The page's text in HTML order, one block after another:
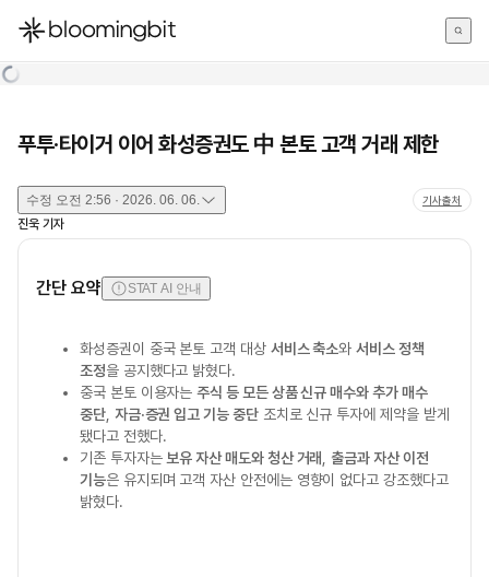
한국어
푸투·타이거 이어 화성증권도 中 본토 고객 거래 제한
수정 오전 2:56 · 2026. 06. 06. 기사출처
진욱 기자
간단 요약 STAT AI 안내
화성증권이 중국 본토 고객 대상 서비스 축소와서비스 정책
조정을 공지했다고 밝혔다.
중국 본토 이용자는주식 등 모든 상품 신규 매수와 추가 매수
중단, 자금·증권 입고 기능 중단조치로 신규 투자에 제약을 받게
됐다고 전했다.
기존 투자자는 보유 자산 매도와 청산 거래
출금과 자산 이전
기능은 유지되며 고객 자산 안전에는 영향이 없다고 강조했다고
밝혔다.